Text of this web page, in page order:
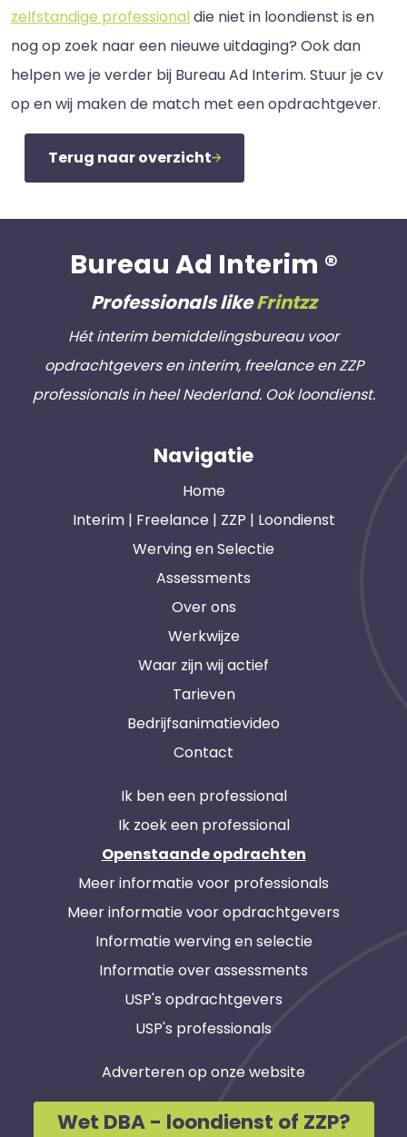
zelfstandige professionaldie niet in loondienst is en
nog op zoek naar een nieuwe uitdaging? Ook dan
helpen we je verder bij Bureau Ad Interim. Stuur je cv
op en wij maken de match met een opdrachtgever.
Terug naar overzicht
Bureau Ad Interim ®
Professionals likeFrintzz
Hét interim bemiddelingsbureau voor
opdrachtgevers en interim, freelance en ZZP
professionals in heel Nederland. Ook loondienst.
Navigatie
Home
Interim | Freelance | ZZP | Loondienst
Werving en Selectie
Assessments
Over ons
Werkwijze
Waar zijn wij actief
Tarieven
Bedrijfsanimatievideo
Contact
Ik ben een professional
Ik zoek een professional
Openstaande opdrachten
Meer informatie voor professionals
Meer informatie voor opdrachtgevers
Informatie werving en selectie
Informatie over assessments
USP's opdrachtgevers
USP's professionals
Adverteren op onze website
Wet DBA - loondienst of ZZP?